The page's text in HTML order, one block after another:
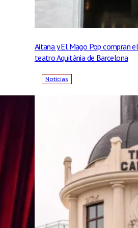
Aitana y El Mago Pop compran el
teatro Aquitània de Barcelona
Noticias